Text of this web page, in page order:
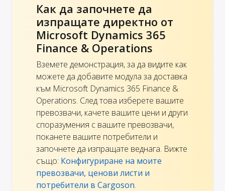
Как да започнете да
изпращате директно от
Microsoft Dynamics 365
Finance & Operations
Вземете демонстрация, за да видите как
можете да добавите модула за доставка
към Microsoft Dynamics 365 Finance &
Operations. След това изберете вашите
превозвачи, качете вашите цени и други
споразумения с вашите превозвачи,
поканете вашите потребители и
започнете да изпращате веднага. Вижте
също: Конфигуриране на моите
превозвачи, ценови листи и
потребители в Cargoson.